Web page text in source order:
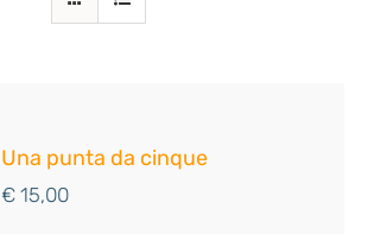
Una punta da cinque
€ 15,00